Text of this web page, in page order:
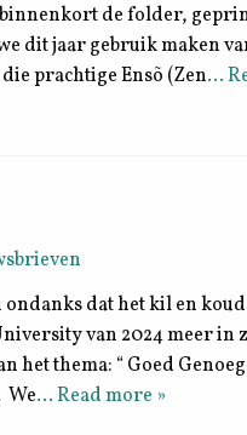
de folder,
dit jaar gebruik maken
prachtige Ensõ (Zen…
dat het kil en
van 2024 meer
het thema: “ Goed
We… Read more »